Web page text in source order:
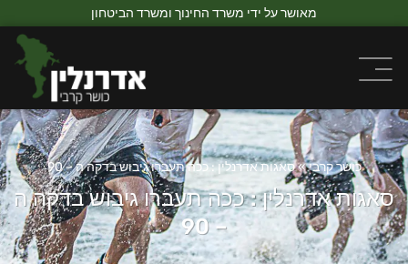
מאושר על ידי משרד החינוך ומשרד הביטחון
כושר קרבי»סאגות אדרנלין : ככה תעברו גיבוש בדקה ה – 90
סאגות אדרנלין : ככה תעברו גיבוש בדקה ה
– 90